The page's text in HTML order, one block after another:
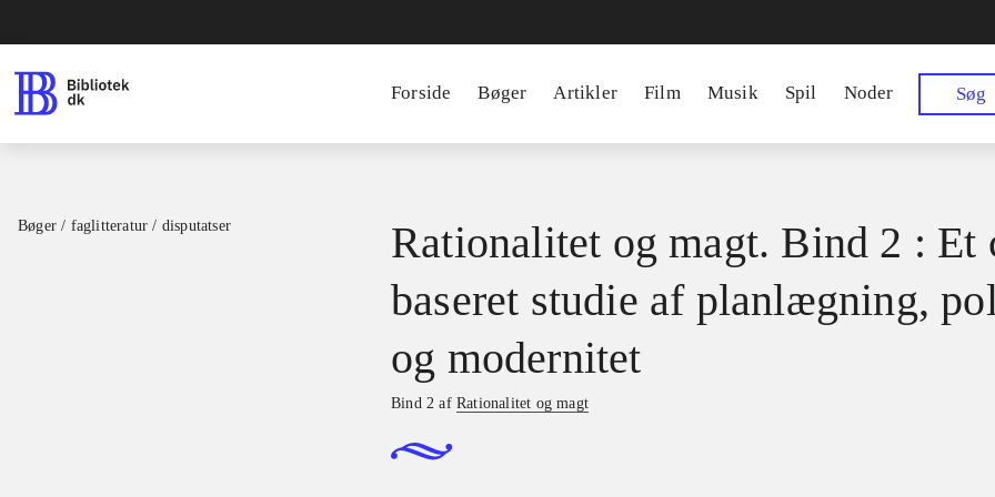
Forside Bøger Artikler Film Musik Spil Noder Søg
Bøger / faglitteratur / disputatser
Rationalitet og magt. Bind 2 : Et
baseret studie af planlægning,
og modernitet
Bind 2 afRationalitet og magt